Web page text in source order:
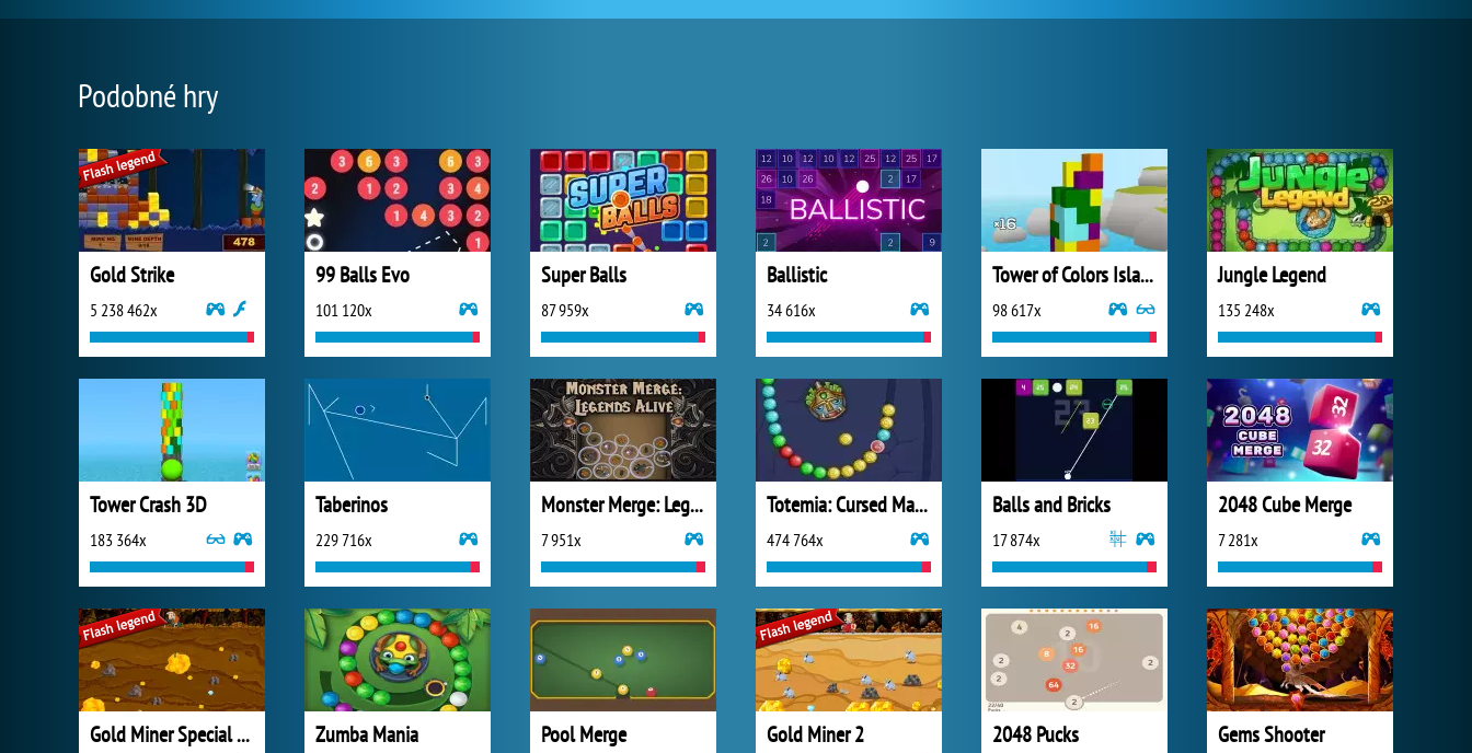
Podobné hry
Gold Strike
5 238 462x
99 Balls Evo
101 120x
Super Balls
87 959x
Ballistic
34 616x
Tower of Colors Island Edition
98 617x
Jungle Legend
135 248x
Tower Crash 3D
183 364x
Taberinos
229 716x
Monster Merge: Legends Alive
7 951x
Totemia: Cursed Marbles
474 764x
Balls and Bricks
17 874x
2048 Cube Merge
7 281x
Gold Miner Special Edition Zumba Mania Pool Merge Gold Miner 2 2048 Pucks Gems Shooter